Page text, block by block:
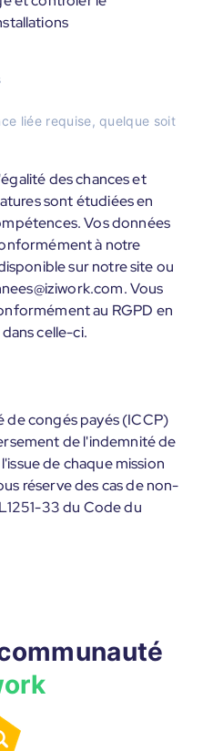
liée requise, quelque soit
des chances et
sont étudiées en
Vos données
à notre
sur notre site ou
Vous
au RGPD en
celle-ci.
de congés payés (ICCP)
de l'indemnité de
de chaque mission
réserve des cas de non-
33 du Code du